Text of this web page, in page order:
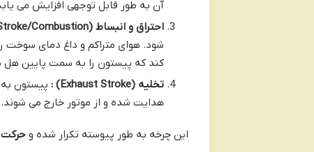
آن به طور قابل توجهی افزایش می یابد.
احتراق و انبساط (Power Stroke/Combustion)
شود. هوای متراکم و داغ دمای سوخت
کند که پیستون را به سمت پایین
تخلیه (Exhaust Stroke)
: پیستون
هدایت شده و از موتور خارج می شوند.
این چرخه به طور پیوسته تکرار شده وحرکت